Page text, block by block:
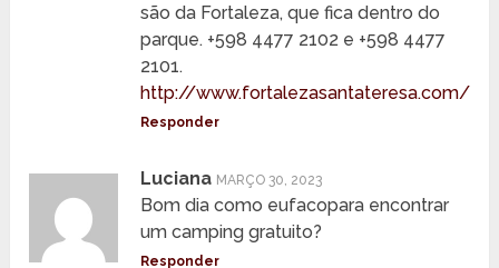
são da Fortaleza, que fica dentro do
parque. +598 4477 2102 e +598 4477
2101.
http://www.fortalezasantateresa.com/
Responder
Luciana MARÇO 30, 2023
Bom dia como eufacopara encontrar
um camping gratuito?
Responder